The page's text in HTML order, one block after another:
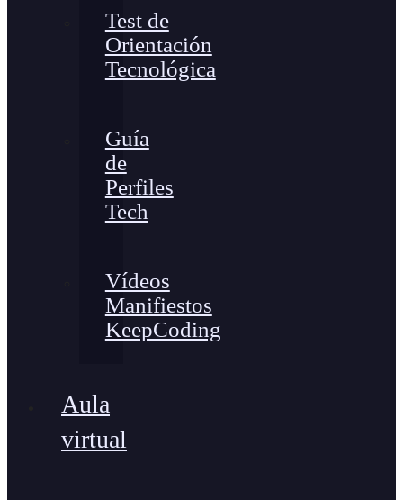
Test de
Orientación
Tecnológica
Guía
de
Perfiles
Tech
Vídeos
Manifiestos
KeepCoding
Aula
virtual